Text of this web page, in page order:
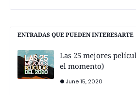
ENTRADAS QUE PUEDEN INTERESARTE
Las 25 mejores
el momento)
June 15, 2020